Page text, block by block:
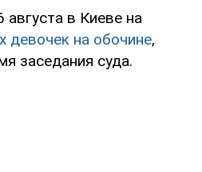
в Киеве на
девочек на обочине,
заседания суда.